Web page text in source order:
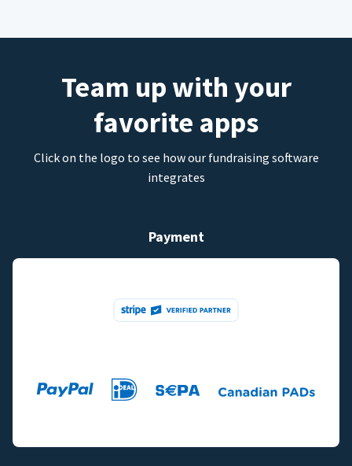
Team up with your
favorite apps
Click on the logo to see how our fundraising software
integrates
Payment